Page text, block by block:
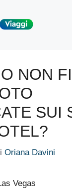
NON
SUI
Oriana Davini